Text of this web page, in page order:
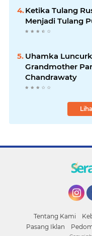
Ketika Tulang
Menjadi Tulang
Uhamka
Grandmother
Chandrawaty
Tentang Kami
Pasang Iklan